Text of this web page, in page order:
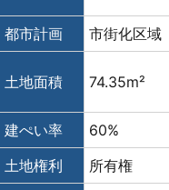
都市計画
市街化区域
土地面積 74.35m²
建ぺい率 60%
土地権利
所有権